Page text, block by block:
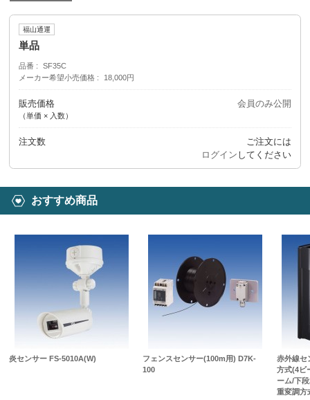
福山通運
単品
品番
SF35C
メーカー希望小売価格
18,000円
販売価格
（単価 × 入数）
会員のみ公開
注文数
ご注文には
ログイン してください
おすすめ商品
炎センサー FS-5010A(W)
フェンスセンサー(100m用) D7K-
100
赤外線セ
方式(4ビ
ーム/下
重変調方